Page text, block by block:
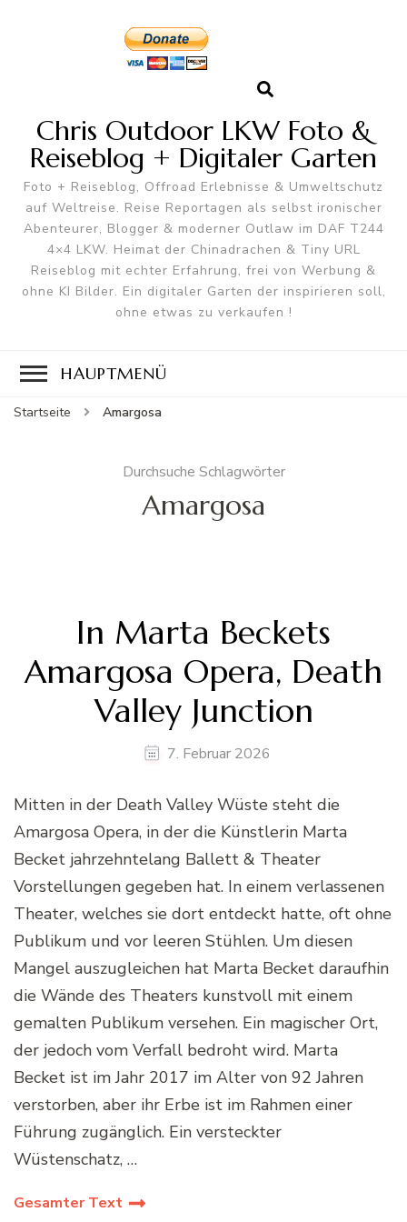
Chris Outdoor LKW Foto &
Reiseblog + Digitaler Garten
Foto + Reiseblog, Offroad Erlebnisse & Umweltschutz
auf Weltreise. Reise Reportagen als selbst ironischer
Abenteurer, Blogger & moderner Outlaw im DAF T244
4×4 LKW. Heimat der Chinadrachen & Tiny URL
Reiseblog mit echter Erfahrung, frei von Werbung &
ohne KI Bilder. Ein digitaler Garten der inspirieren soll,
ohne etwas zu verkaufen !
HAUPTMENÜ
Startseite Amargosa
Durchsuche Schlagwörter
Amargosa
In Marta Beckets
Amargosa Opera, Death
Valley Junction
7. Februar 2026
Mitten in der Death Valley Wüste steht die
Amargosa Opera, in der die Künstlerin Marta
Becket jahrzehntelang Ballett & Theater
Vorstellungen gegeben hat. In einem verlassenen
Theater, welches sie dort entdeckt hatte, oft ohne
Publikum und vor leeren Stühlen. Um diesen
Mangel auszugleichen hat Marta Becket daraufhin
die Wände des Theaters kunstvoll mit einem
gemalten Publikum versehen. Ein magischer Ort,
der jedoch vom Verfall bedroht wird. Marta
Becket ist im Jahr 2017 im Alter von 92 Jahren
verstorben, aber ihr Erbe ist im Rahmen einer
Führung zugänglich. Ein versteckter
Wüstenschatz, …
Gesamter Text